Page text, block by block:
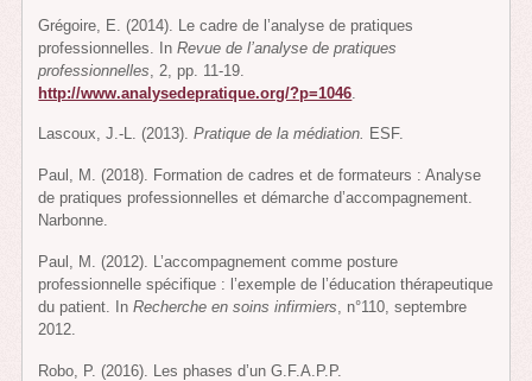
Grégoire, E. (2014). Le cadre de l’analyse de pratiques
professionnelles. InRevue de l’analyse de pratiques
professionnelles , 2, pp. 11-19.
http://www.analysedepratique.org/?p=1046
Lascoux, J.-L. (2013).Pratique de la médiation. ESF.
Paul, M. (2018). Formation de cadres et de formateurs : Analyse
de pratiques professionnelles et démarche d’accompagnement.
Narbonne.
Paul, M. (2012). L’accompagnement comme posture
professionnelle spécifique : l’exemple de l’éducation thérapeutique
du patient. InRecherche en soins infirmiers , n°110, septembre
2012.
Robo, P. (2016). Les phases d’un G.F.A.P.P.